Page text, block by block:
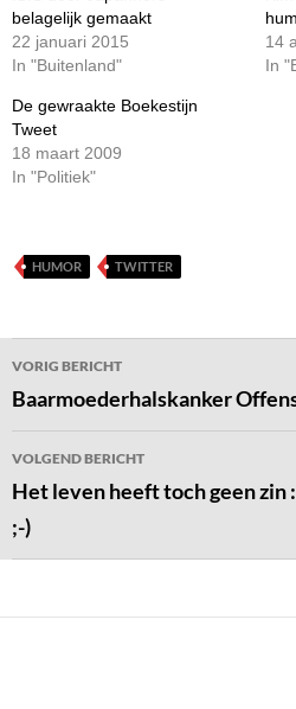
belagelijk gemaakt
22 januari 2015
In "Buitenland"
14
In
De gewraakte Boekestijn
Tweet
18 maart 2009
In "Politiek"
HUMOR TWITTER
Bericht
navigatie
VORIG BERICHT
Baarmoederhalskanker
VOLGEND BERICHT
Het leven heeft toch geen zin
;-)